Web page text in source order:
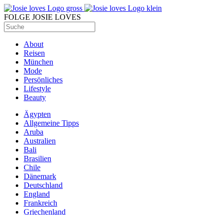
FOLGE JOSIE LOVES
About
Reisen
München
Mode
Persönliches
Lifestyle
Beauty
Ägypten
Allgemeine Tipps
Aruba
Australien
Bali
Brasilien
Chile
Dänemark
Deutschland
England
Frankreich
Griechenland